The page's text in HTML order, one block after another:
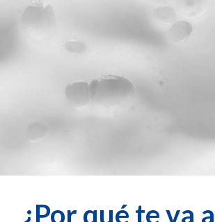
¿Por qué te va a